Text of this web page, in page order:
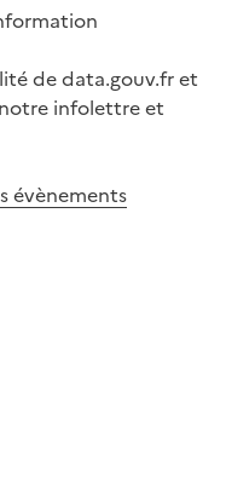
de data.gouv.fr et
infolettre et
évènements